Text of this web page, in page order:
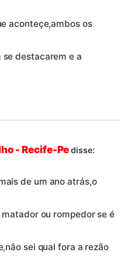
aconteçe,ambos os
destacarem e a
- Recife-Pedisse:
de um ano atrás,o
ou rompedor se é
sei qual fora a rezão